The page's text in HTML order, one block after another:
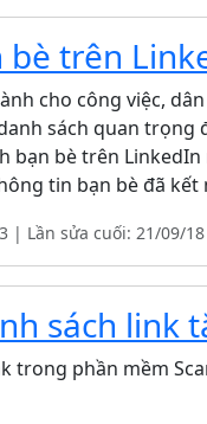
trên
cho công việc,
sách quan trọng
bạn bè trên
tin bạn bè đã
| Lần sửa cuối: 21/09/18
sách link
trong phần mềm